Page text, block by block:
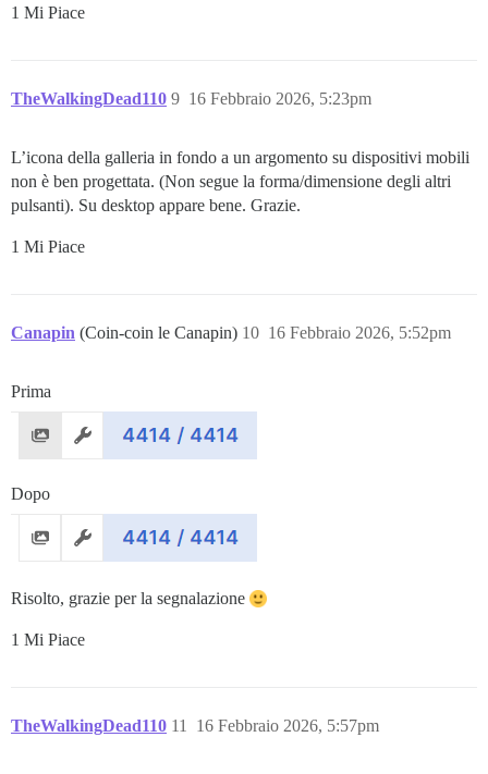
1 Mi Piace
TheWalkingDead110 16 Febbraio 2026, 5:23pm
9
L’icona della galleria in fondo a un argomento su dispositivi mobili
non è ben progettata. (Non segue la forma/dimensione degli altri
pulsanti). Su desktop appare bene. Grazie.
1 Mi Piace
Canapin (Coin-coin le Canapin) 16 Febbraio 2026, 5:52pm
10
Prima
Dopo
Risolto, grazie per la segnalazione
1 Mi Piace
TheWalkingDead110 16 Febbraio 2026, 5:57pm
11